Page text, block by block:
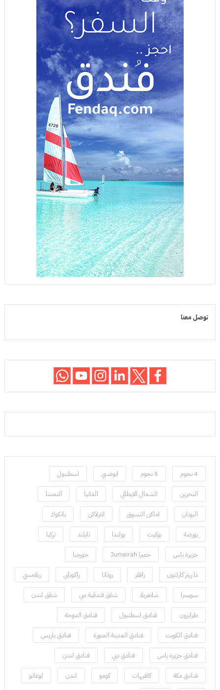
توصل معنا
4 نجوم 5 نجوم ابوضبي اسطنبول
البحرين الشمال الايطالي المانيا النمسا
اليونان اماكن التسوق انترلاكن بانكوك
بورصة بوكيت بولندا تايلند تركيا
جزيرة ياس جميرا Jumeirah جورجيا
ذا ريتز كارلتون رافلز روتانا زاكوباني زيلامسي
سويسرا شانغريلا شقق فندقية دبي شقق لندن
طرابزون فنادق اسطنبول فنادق الدوحة
فنادق الكويت فنادق المدينة المنورة فنادق باريس
فنادق جزيرة ياس فنادق دبي فنادق لندن
فنادق مكة كافيهات كومو لندن لوغانو